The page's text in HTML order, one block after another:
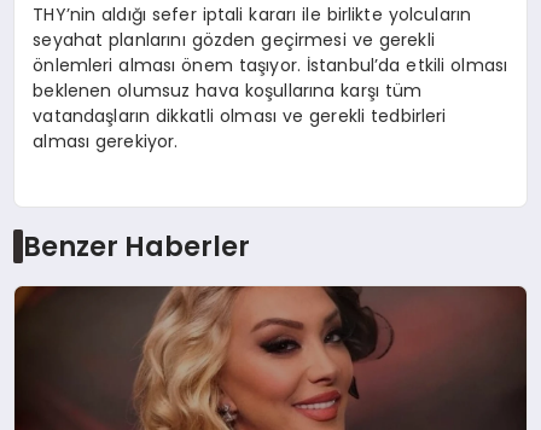
THY’nin aldığı sefer iptali kararı ile birlikte yolcuların
seyahat planlarını gözden geçirmesi ve gerekli
önlemleri alması önem taşıyor. İstanbul’da etkili olması
beklenen olumsuz hava koşullarına karşı tüm
vatandaşların dikkatli olması ve gerekli tedbirleri
alması gerekiyor.
Benzer Haberler